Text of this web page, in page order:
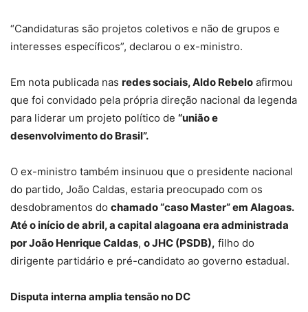
“Candidaturas são projetos coletivos e não de grupos e
interesses específicos”, declarou o ex-ministro.
Em nota publicada nas redes sociais, Aldo Rebelo afirmou
que foi convidado pela própria direção nacional da legenda
para liderar um projeto político de “união e
desenvolvimento do Brasil”.
O ex-ministro também insinuou que o presidente nacional
do partido, João Caldas, estaria preocupado com os
desdobramentos do chamado “caso Master” em Alagoas.
Até o início de abril, a capital alagoana era administrada
por João Henrique Caldas, o JHC (PSDB), filho do
dirigente partidário e pré-candidato ao governo estadual.
Disputa interna amplia tensão no DC